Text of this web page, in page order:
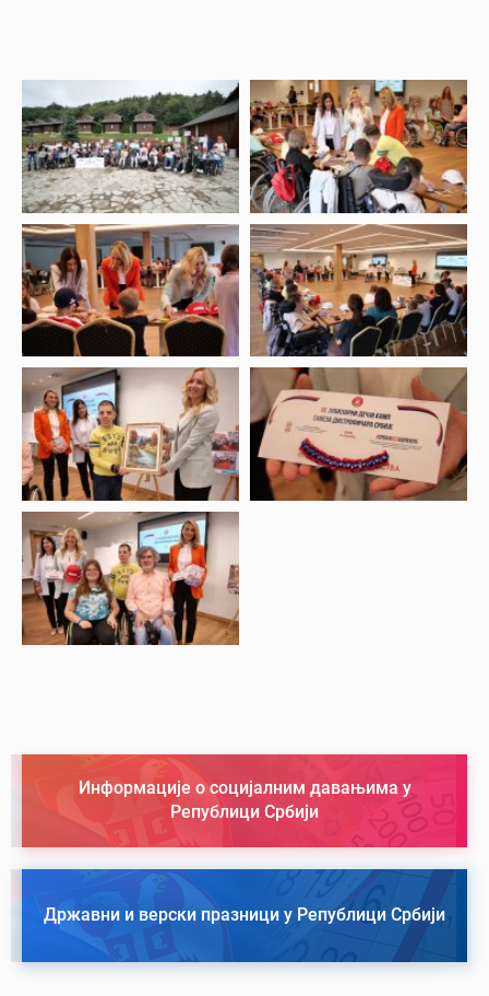
Информације о социјалним давањима у
Републици Србији
Државни и верски празници у Републици Србији